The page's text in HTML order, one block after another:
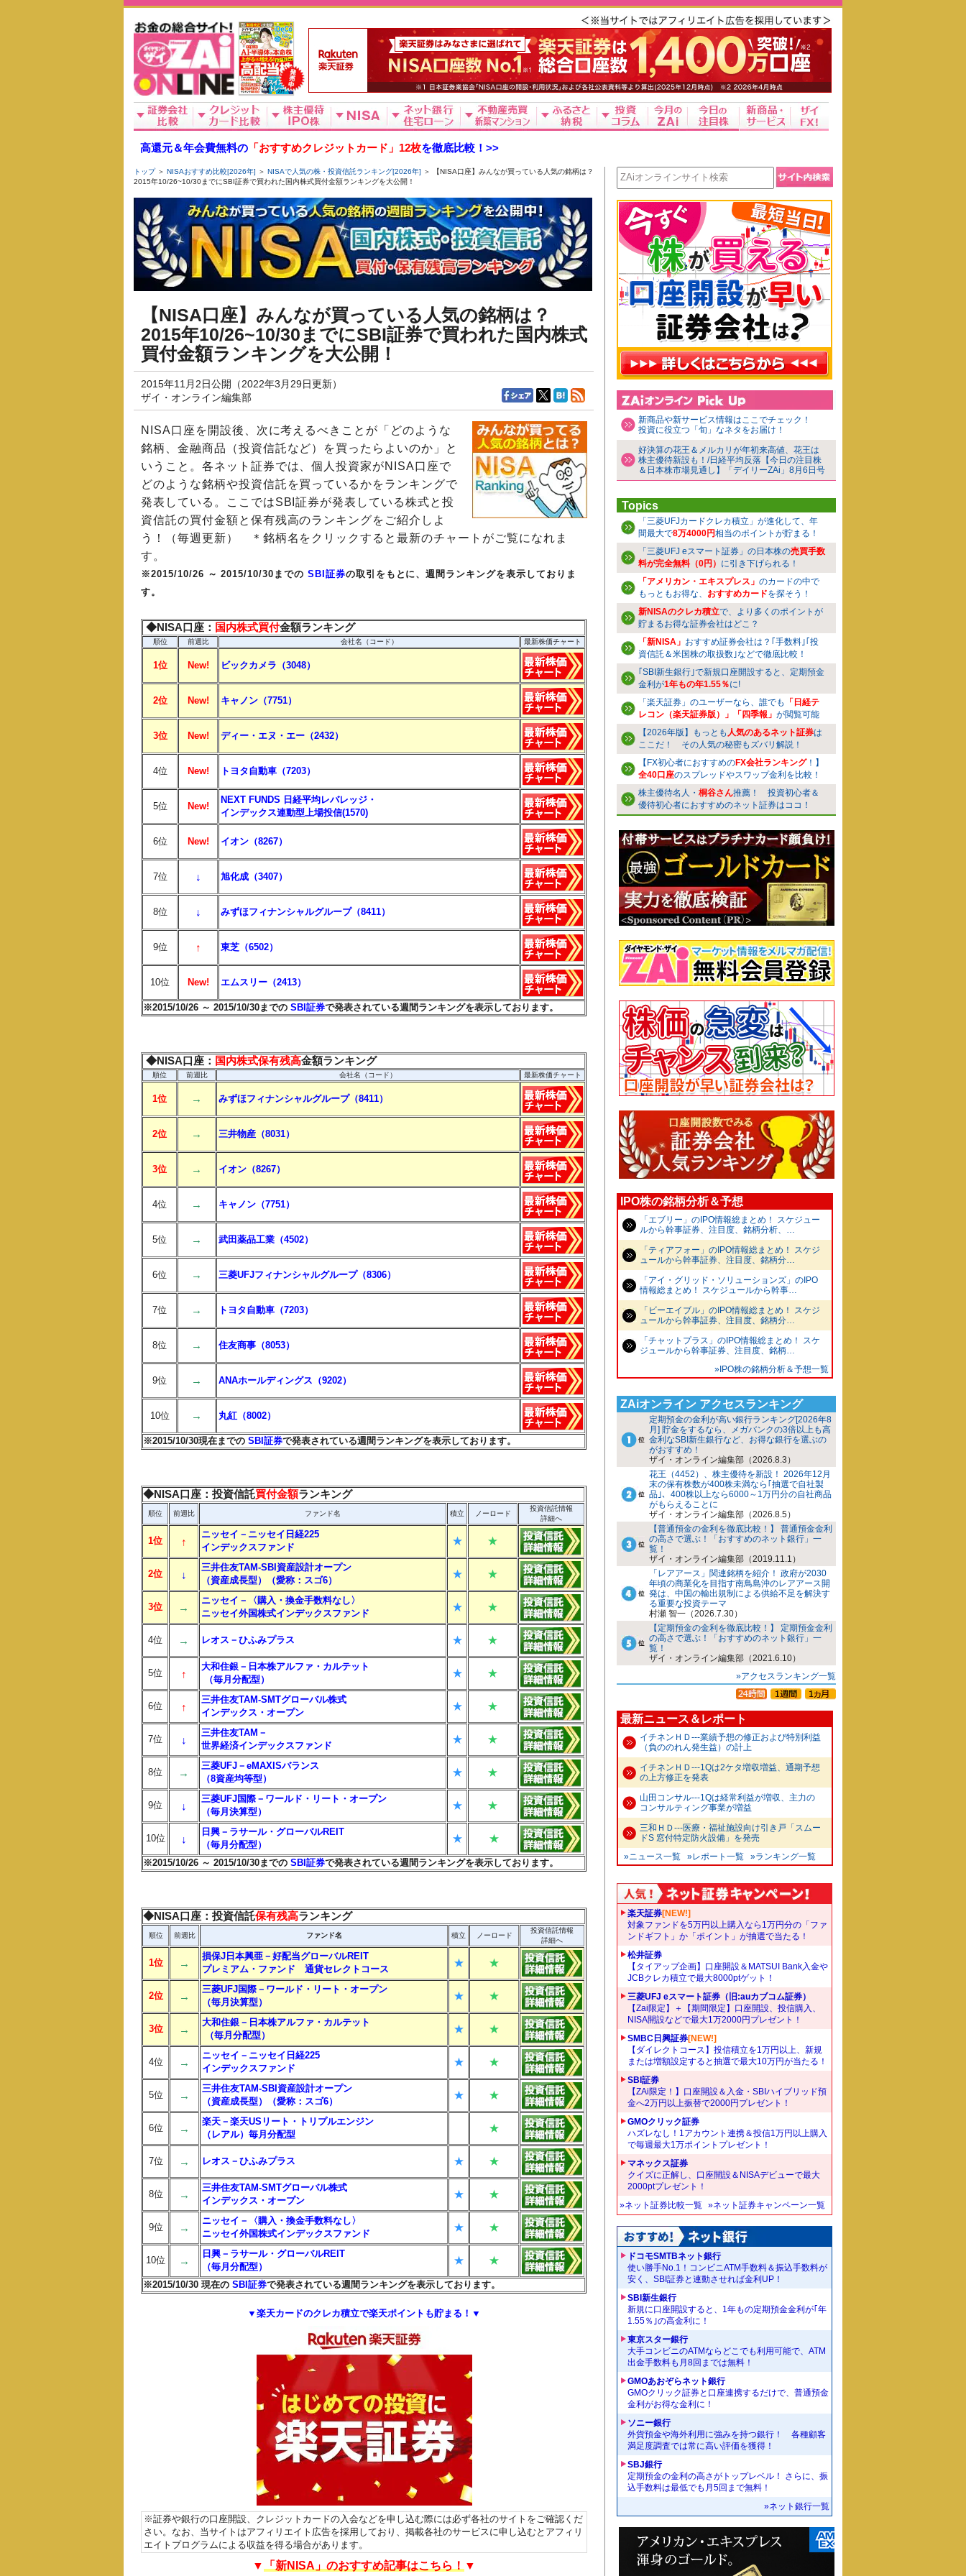
高還元＆年会費無料の 「おすすめクレジットカード」12枚を徹底比較！>>
トップ＞ NISAおすすめ比較[2026年] ＞ NISAで人気の株・投資信託ランキング[2026年] ＞ 【NISA口座】みんなが買っている人気の銘柄は？
2015年10/26~10/30までにSBI証券で買われた国内株式買付金額ランキングを大公開！
【NISA口座】みんなが買っている人気の銘柄は？
2015年10/26~10/30までにSBI証券で買われた国内株式
買付金額ランキングを大公開！
2015年11月2日公開（2022年3月29日更新）
ザイ・オンライン編集部
NISA口座を開設後、次に考えるべきことが「どのような
銘柄、金融商品（投資信託など）を買ったらよいのか」と
いうこと。各ネット証券では、個人投資家がNISA口座で
どのような銘柄や投資信託を買っているかをランキングで
発表している。ここではSBI証券が発表している株式と投
資信託の買付金額と保有残高のランキングをご紹介しよ
う！（毎週更新） ＊銘柄名をクリックすると最新のチャートがご覧になれま
す。
※2015/10/26 ～ 2015/10/30までの SBI証券の取引をもとに、週間ランキングを表示しておりま
す。
◆NISA口座： 国内株式買付金額ランキング
順位 前週比 会社名（コード） 最新株価チャート
1位 New! ビックカメラ（3048）
2位 New! キャノン（7751）
3位 New! ディー・エヌ・エー（2432）
4位 New! トヨタ自動車（7203）
5位 New!
NEXT FUNDS 日経平均レバレッジ・
インデックス連動型上場投信(1570)
6位 New! イオン（8267）
7位 ↓ 旭化成（3407）
8位 ↓ みずほフィナンシャルグループ（8411）
9位 ↑ 東芝（6502）
10位 New! エムスリー（2413）
※2015/10/26 ～ 2015/10/30までの SBI証券で発表されている週間ランキングを表示しております。
◆NISA口座： 国内株式保有残高金額ランキング
順位 前週比 会社名（コード） 最新株価チャート
1位 → みずほフィナンシャルグループ（8411）
2位 → 三井物産（8031）
3位 → イオン（8267）
4位 → キャノン（7751）
5位 → 武田薬品工業（4502）
6位 → 三菱UFJフィナンシャルグループ（8306）
7位 → トヨタ自動車（7203）
8位 → 住友商事（8053）
9位 → ANAホールディングス（9202）
10位 → 丸紅（8002）
※2015/10/30現在までの SBI証券で発表されている週間ランキングを表示しております。
◆NISA口座：投資信託買付金額ランキング
順位 前週比 ファンド名 積立 ノーロード
投資信託情報
詳細へ
1位 ↑
ニッセイ－ニッセイ日経225
インデックスファンド
★ ★
2位 ↓
三井住友TAM-SBI資産設計オープン
（資産成長型）（愛称：スゴ6）
★ ★
3位 →
ニッセイ－〈購入・換金手数料なし〉
ニッセイ外国株式インデックスファンド
★ ★
4位 → レオス－ひふみプラス ★ ★
5位 ↑
大和住銀－日本株アルファ・カルテット
（毎月分配型）
★ ★
6位 ↑
三井住友TAM-SMTグローバル株式
インデックス・オープン
★ ★
7位 ↓
三井住友TAM－
世界経済インデックスファンド
★ ★
8位 →
三菱UFJ－eMAXISバランス
（8資産均等型）
★ ★
9位 ↓
三菱UFJ国際－ワールド・リート・オープン
（毎月決算型）
★ ★
10位 ↓
日興－ラサール・グローバルREIT
（毎月分配型）
★ ★
※2015/10/26 ～ 2015/10/30までの SBI証券で発表されている週間ランキングを表示しております。
◆NISA口座：投資信託保有残高ランキング
順位 前週比 ファンド名 積立 ノーロード
投資信託情報
詳細へ
1位 →
損保J日本興亜－好配当グローバルREIT
プレミアム・ファンド 通貨セレクトコース
★ ★
2位 →
三菱UFJ国際－ワールド・リート・オープン
（毎月決算型）
★ ★
3位 →
大和住銀－日本株アルファ・カルテット
（毎月分配型）
★ ★
4位 →
ニッセイ－ニッセイ日経225
インデックスファンド
★ ★
5位 →
三井住友TAM-SBI資産設計オープン
（資産成長型）（愛称：スゴ6）
★ ★
6位 →
楽天－楽天USリート・トリプルエンジン
（レアル）毎月分配型
★
7位 → レオス－ひふみプラス ★ ★
8位 →
三井住友TAM-SMTグローバル株式
インデックス・オープン
★ ★
9位 →
ニッセイ－〈購入・換金手数料なし〉
ニッセイ外国株式インデックスファンド
★ ★
10位 →
日興－ラサール・グローバルREIT
（毎月分配型）
★ ★
※2015/10/30 現在の SBI証券で発表されている週間ランキングを表示しております。
▼楽天カードのクレカ積立で楽天ポイントも貯まる！▼
※証券や銀行の口座開設、クレジットカードの入会などを申し込む際には必ず各社のサイトをご確認くだ
さい。なお、当サイトはアフィリエイト広告を採用しており、掲載各社のサービスに申し込むとアフィリ
エイトプログラムによる収益を得る場合があります。
▼ 「新NISA」のおすすめ記事はこちら！ ▼
新商品や新サービス情報はここでチェック！
投資に役立つ「旬」なネタをお届け！
好決算の花王＆メルカリが年初来高値、花王は
株主優待新設も！/日経平均反落【今日の注目株
＆日本株市場見通し】「デイリーZAi」8月6日号
Topics
「三菱UFJカードクレカ積立」が進化して、年
間最大で8万4000円相当のポイントが貯まる！
「三菱UFJ eスマート証券」の日本株の売買手数
料が完全無料（0円） に引き下げられる！
「アメリカン・エキスプレス」 のカードの中で
もっともお得な、 おすすめカードを探そう！
新NISAのクレカ積立で、より多くのポイントが
貯まるお得な証券会社はどこ？
「新NISA」 おすすめ証券会社は？｢手数料｣｢投
資信託＆米国株の取扱数｣などで徹底比較！
｢SBI新生銀行｣で新規口座開設すると、定期預金
金利が1年もの年1.55％に!
「楽天証券」のユーザーなら、誰でも
「日経テ
レコン（楽天証券版）」「四季報」 が閲覧可能
【2026年版】もっとも 人気のあるネット証券は
ここだ！ その人気の秘密もズバリ解説！
【FX初心者におすすめのFX会社ランキング！】
全40口座のスプレッドやスワップ金利を比較！
株主優待名人・ 桐谷さん推薦！ 投資初心者＆
優待初心者におすすめのネット証券はココ！
IPO株の銘柄分析＆予想
「エブリー」のIPO情報総まとめ！ スケジュー
ルから幹事証券、注目度、銘柄分析、…
「ティアフォー」のIPO情報総まとめ！ スケジ
ュールから幹事証券、注目度、銘柄分…
「アイ・グリッド・ソリューションズ」のIPO
情報総まとめ！ スケジュールから幹事…
「ビーエイブル」のIPO情報総まとめ！ スケジ
ュールから幹事証券、注目度、銘柄分…
「チャットプラス」のIPO情報総まとめ！ スケ
ジュールから幹事証券、注目度、銘柄…
»IPO株の銘柄分析＆予想一覧
ZAiオンライン アクセスランキング
定期預金の金利が高い銀行ランキング[2026年8
月] 貯金をするなら、メガバンクの3倍以上も高
金利なSBI新生銀行など、お得な銀行を選ぶの
がおすすめ！
ザイ・オンライン編集部（2026.8.3）
花王（4452）、株主優待を新設！ 2026年12月
末の保有株数が400株未満なら｢抽選で自社製
品｣、400株以上なら6000～1万円分の自社商品
がもらえることに
ザイ・オンライン編集部（2026.8.5）
【普通預金の金利を徹底比較！】 普通預金金利
の高さで選ぶ！「おすすめのネット銀行」一
覧！
ザイ・オンライン編集部（2019.11.1）
「レアアース」関連銘柄を紹介！ 政府が2030
年頃の商業化を目指す南鳥島沖のレアアース開
発は、中国の輸出規制による供給不足を解決す
る重要な投資テーマ
村瀬 智一（2026.7.30）
【定期預金の金利を徹底比較！】 定期預金金利
の高さで選ぶ！「おすすめのネット銀行」一
覧！
ザイ・オンライン編集部（2021.6.10）
»アクセスランキング一覧
最新ニュース＆レポート
イチネンＨＤ---業績予想の修正および特別利益
（負ののれん発生益）の計上
イチネンＨＤ---1Qは2ケタ増収増益、通期予想
の上方修正を発表
山田コンサル---1Qは経常利益が増収、主力の
コンサルティング事業が増益
三和ＨＤ---医療・福祉施設向け引き戸「スムー
ドS 窓付特定防火設備」を発売
»ニュース一覧
»レポート一覧 »ランキング一覧
楽天証券[NEW!]
対象ファンドを5万円以上購入なら1万円分の「ファ
ンドギフト」か「ポイント」が抽選で当たる！
松井証券
【タイアップ企画】口座開設＆MATSUI Bank入金や
JCBクレカ積立で最大8000ptゲット！
三菱UFJ eスマート証券（旧:auカブコム証券）
【Zai限定】＋【期間限定】口座開設、投信購入、
NISA開設などで最大1万2000円プレゼント！
SMBC日興証券[NEW!]
【ダイレクトコース】投信積立を1万円以上、新規
または増額設定すると抽選で最大10万円が当たる！
SBI証券
【ZAi限定！】口座開設＆入金・SBIハイブリッド預
金へ2万円以上振替で2000円プレゼント！
GMOクリック証券
ハズレなし！1アカウント連携＆投信1万円以上購入
で毎週最大1万ポイントプレゼント！
マネックス証券
クイズに正解し、口座開設＆NISAデビューで最大
2000ptプレゼント！
»ネット証券比較一覧 »ネット証券キャンペーン一覧
ドコモSMTBネット銀行
使い勝手No.1！コンビニATM手数料＆振込手数料が
安く、SBI証券と連動させれば金利UP！
SBI新生銀行
新規に口座開設すると、1年もの定期預金金利が｢年
1.55％｣の高金利に！
東京スター銀行
大手コンビニのATMならどこでも利用可能で、ATM
出金手数料も月8回までは無料！
GMOあおぞらネット銀行
GMOクリック証券と口座連携するだけで、普通預金
金利がお得な金利に！
ソニー銀行
外貨預金や海外利用に強みを持つ銀行！ 各種顧客
満足度調査では常に高い評価を獲得！
SBJ銀行
定期預金の金利の高さがトップレベル！ さらに、振
込手数料は最低でも月5回まで無料！
»ネット銀行一覧